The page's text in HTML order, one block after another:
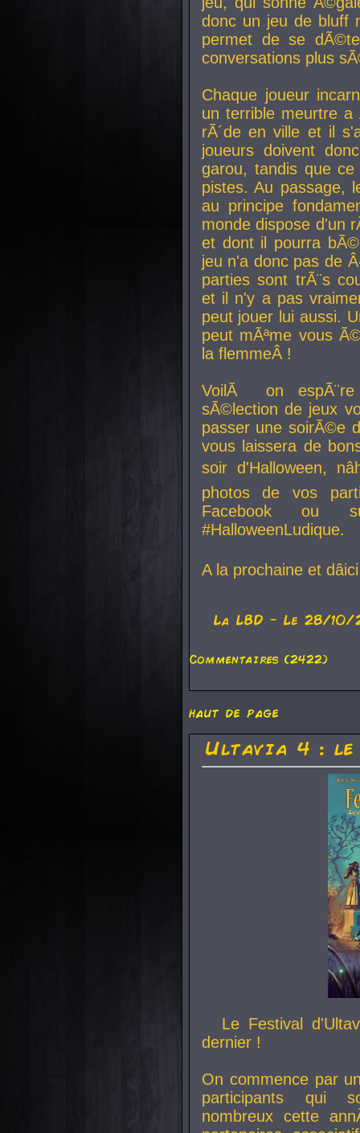
donc un jeu de bluff
permet de se
conversations plus
Chaque joueur
un terrible meurtre
rÃ´de en ville et il
joueurs doivent
garou, tandis que
pistes. Au passage,
au principe
monde dispose d'un
et dont il pourra
jeu n'a donc pas de
parties sont trÃ¨s
et il n'y a pas
peut jouer lui aussi.
peut mÃªme vous
la flemmeÂ !
VoilÃ on
sÃ©lection de jeux
passer une soirÃ©e
vous laissera de
soir d'Halloween,
photos de vos
Facebook ou
#HalloweenLudique.
A la prochaine et
La LBD - Le 28/10/
Commentaires (2422)
haut de page
Ultavia 4 :
Le Festival
dernier !
On commence par
participants qui
nombreux cette